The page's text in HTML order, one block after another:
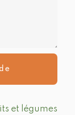
et légumes